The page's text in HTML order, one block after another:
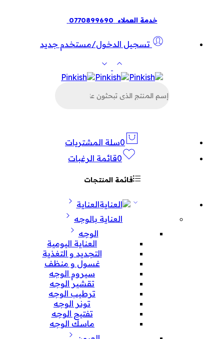
خدمة العملاء 0770899690
تسجيل الدخول/مستخدم جديد
عن
0سلة المشتريات
0قائمة الرغبات
قائمة المنتجات
العناية
العناية بالوجه
الوجه
العناية اليومية
التجديد و التغذية
غسول و منظف
سيروم الوجه
تقشير الوجه
ترطيب الوجه
تونر الوجه
تفتيح الوجه
ماسك الوجه